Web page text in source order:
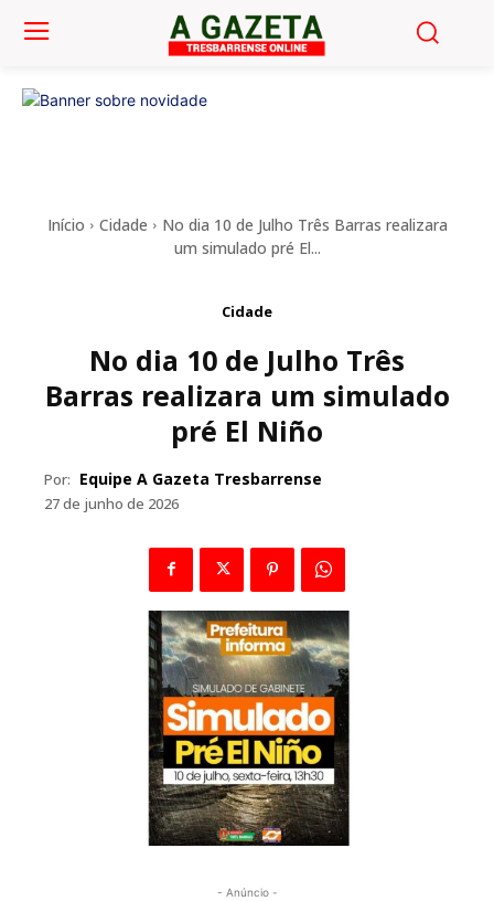
Início Cidade
No dia 10 de Julho Três Barras realizara
um simulado pré El...
Cidade
No dia 10 de Julho Três
Barras realizara um simulado
pré El Niño
Por: Equipe A Gazeta Tresbarrense
27 de junho de 2026
- Anúncio -